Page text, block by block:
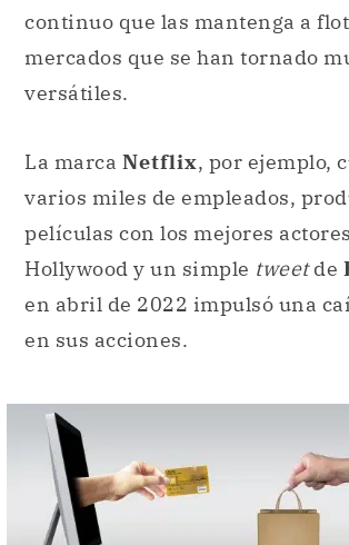
continuo que las mantenga a
mercados que se han tornado
versátiles.
La marca Netflix, por ejemplo,
varios miles de empleados,
películas con los mejores
Hollywood y un simple tweetde
en abril de 2022 impulsó una
en sus acciones.